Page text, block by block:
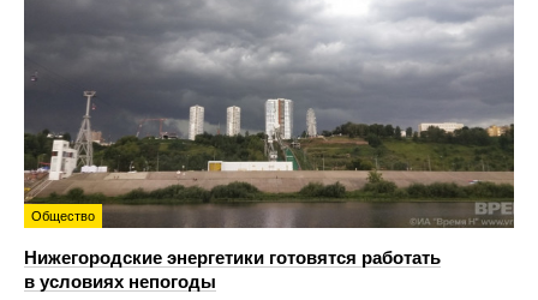
Общество
Нижегородские энергетики готовятся работать
в условиях непогоды